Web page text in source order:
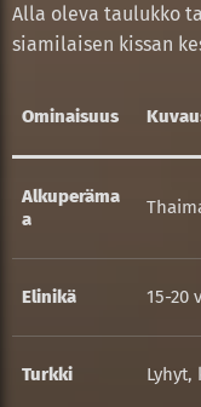
Alla oleva taulukko
siamilaisen kissan
Ominaisuus
Alkuperäma
a
Elinikä 15-20
Turkki